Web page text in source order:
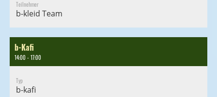
Teilnehmer
b-kleid Team
b-Kafi
14:00 - 17:00
Typ
b-kafi